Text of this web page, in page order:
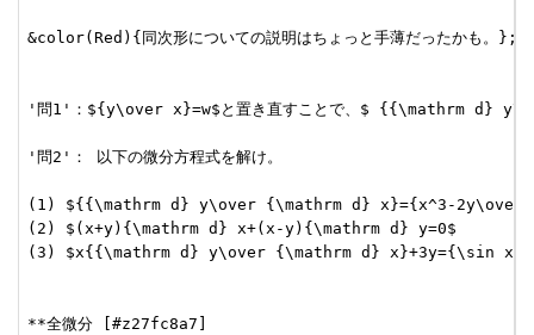
&color(Red){同次形についての説明はちょっと手薄だったかも。};
'問1'：${y\over x}=w$と置き直すことで、$ {{\mathrm d}
'問2'： 以下の微分方程式を解け。
(1) ${{\mathrm d} y\over {\mathrm d} x}={x^3-2y\over
(2) $(x+y){\mathrm d} x+(x-y){\mathrm d} y=0$
(3) $x{{\mathrm d} y\over {\mathrm d} x}+3y={\sin
**全微分 [#z27fc8a7]